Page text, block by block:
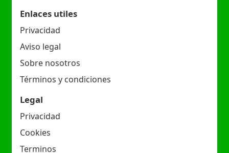
Enlaces utiles
Privacidad
Aviso legal
Sobre nosotros
Términos y condiciones
Legal
Privacidad
Cookies
Terminos